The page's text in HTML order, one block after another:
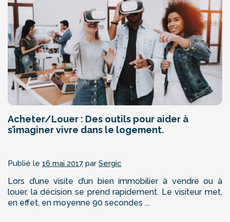
Acheter/Louer : Des outils pour aider à
s’imaginer vivre dans le logement.
Publié le 16 mai 2017 par Sergic
Lors d’une visite d’un bien immobilier à vendre ou à
louer, la décision se prend rapidement. Le visiteur met,
en effet, en moyenne 90 secondes ...